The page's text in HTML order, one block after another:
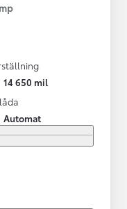
14 650 mil
Automat